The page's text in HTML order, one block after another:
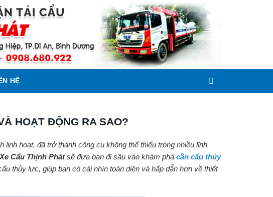
HỆ
HOẠT ĐỘNG RA SAO?
hoạt, đã trở thành công cụ không thể thiếu trong nhiều lĩnh
Xe Cẩu Thịnh Phátsẽ đưa bạn đi sâu vào khám phá cần cẩu thủy
thủy lực, giúp bạn có cái nhìn toàn diện và hấp dẫn hơn về thiết